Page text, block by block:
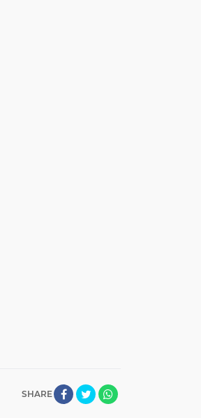
SHARE